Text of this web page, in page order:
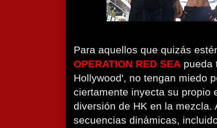
Para aquellos que quizás
OPERATION RED SEA pueda
Hollywood', no tengan miedo
ciertamente inyecta su propio
diversión de HK en la mezcla.
secuencias dinámicas,